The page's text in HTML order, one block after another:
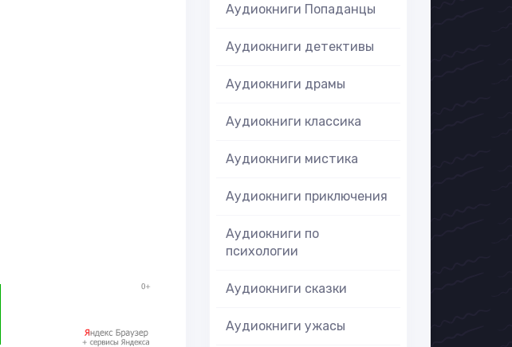
Аудиокниги Попаданцы
Аудиокниги детективы
Аудиокниги драмы
Аудиокниги классика
Аудиокниги мистика
Аудиокниги приключения
Аудиокниги по
психологии
Аудиокниги сказки
Аудиокниги ужасы